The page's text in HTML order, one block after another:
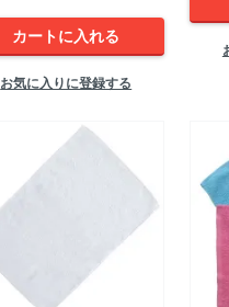
カートに入れる
お気に入りに登録する